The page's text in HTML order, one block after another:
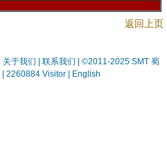
返回上页
| 关于我们 | 联系我们 | ©2011-2025 SMT 蜀
| 2260884 Visitor | English